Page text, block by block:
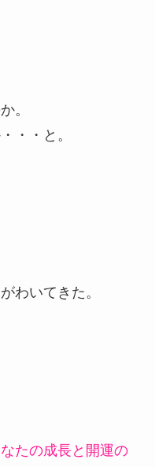
。
・・と。
わいてきた。
たの成長と開運の